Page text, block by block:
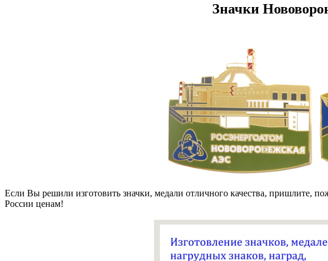
Значки
Если Вы решили изготовить значки, медали отличного качества, пришлите,
России ценам!